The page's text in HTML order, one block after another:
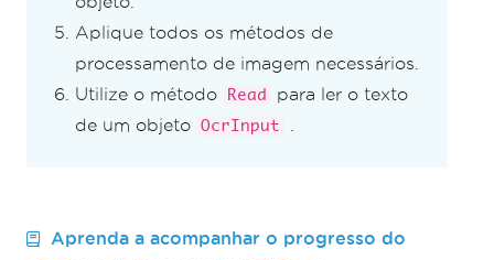
Aplique todos os métodos de
processamento de imagem necessários.
Utilize o método
Read
para ler o texto
de um objeto OcrInput
Aprenda a acompanhar o progresso do